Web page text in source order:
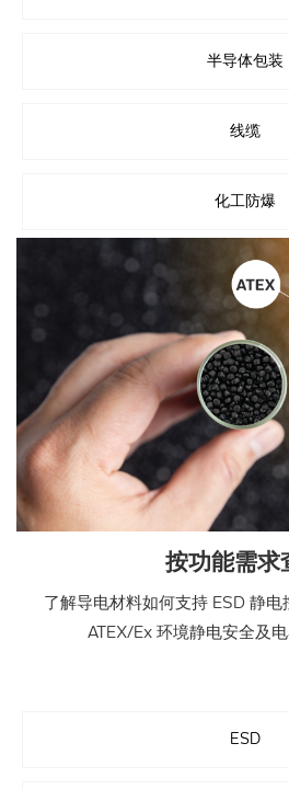
半导体包装
线缆
化工防爆
按功能需求
了解导电材料如何支持 ESD 静电
ATEX/Ex 环境静电安全及电
ESD